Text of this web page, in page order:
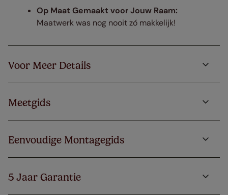
Op Maat Gemaakt voor Jouw Raam:
Maatwerk was nog nooit zó makkelijk!
Voor Meer Details
Meetgids
Eenvoudige Montagegids
5 Jaar Garantie